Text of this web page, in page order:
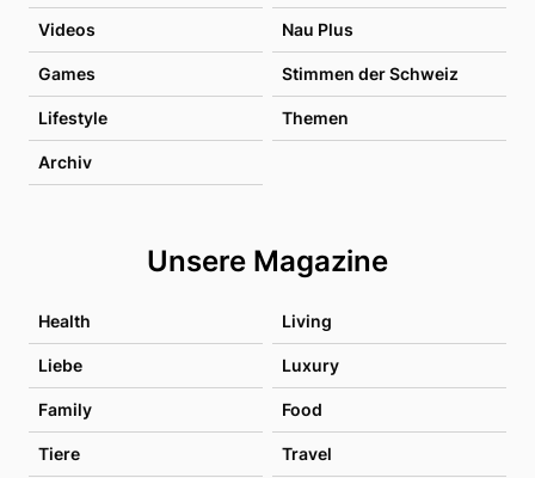
Videos Nau Plus
Games Stimmen der Schweiz
Lifestyle Themen
Archiv
Unsere Magazine
Health Living
Liebe Luxury
Family Food
Tiere Travel